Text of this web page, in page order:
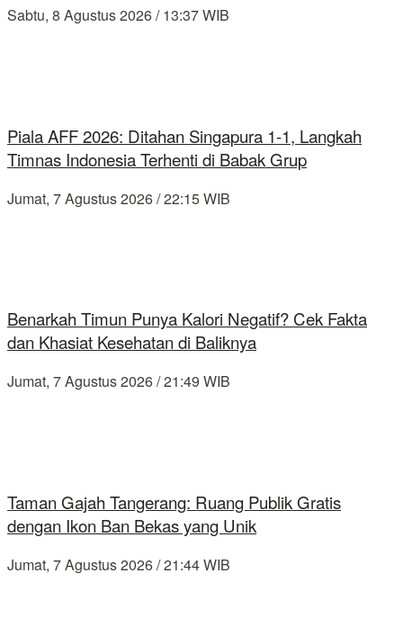
Sabtu, 8 Agustus 2026 / 13:37 WIB
Piala AFF 2026: Ditahan Singapura 1-1, Langkah
Timnas Indonesia Terhenti di Babak Grup
Jumat, 7 Agustus 2026 / 22:15 WIB
Benarkah Timun Punya Kalori Negatif? Cek Fakta
dan Khasiat Kesehatan di Baliknya
Jumat, 7 Agustus 2026 / 21:49 WIB
Taman Gajah Tangerang: Ruang Publik Gratis
dengan Ikon Ban Bekas yang Unik
Jumat, 7 Agustus 2026 / 21:44 WIB